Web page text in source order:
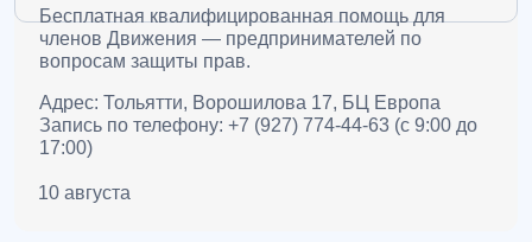
Бесплатная квалифицированная помощь для
членов Движения — предпринимателей по
вопросам защиты прав.
Адрес: Тольятти, Ворошилова 17, БЦ Европа
Запись по телефону: +7 (927) 774-44-63 (с 9:00 до
17:00)
10 августа